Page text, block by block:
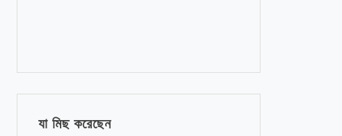
যা মিছ করেছেন